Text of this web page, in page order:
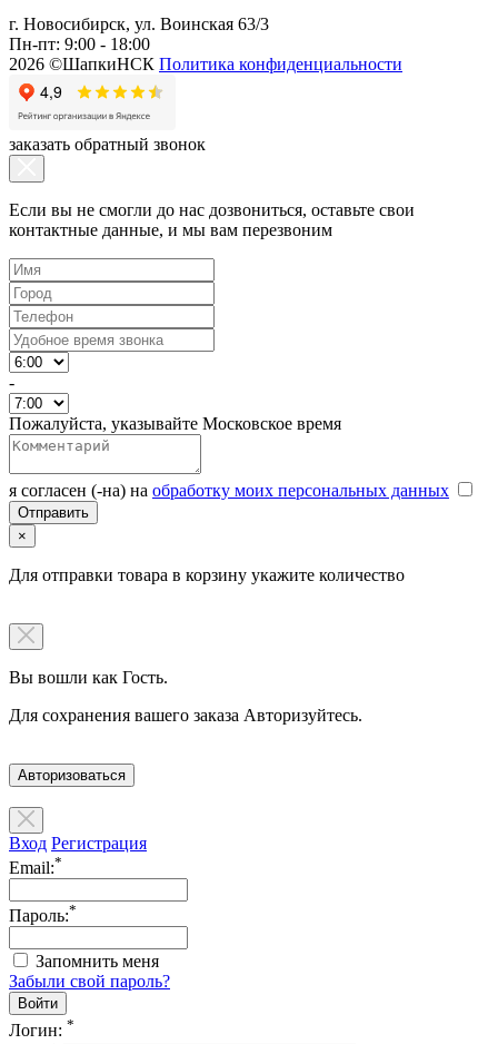
г. Новосибирск, ул. Воинская 63/3
Пн-пт: 9:00 - 18:00
2026 ©ШапкиНСК Политика конфиденциальности
заказать обратный звонок
Если вы не смогли до нас дозвониться, оставьте свои
контактные данные, и мы вам перезвоним
-
Пожалуйста, указывайте Московское время
я согласен (-на) на обработку моих персональных данных
×
Для отправки товара в корзину укажите количество
Вы вошли как Гость.
Для сохранения вашего заказа Авторизуйтесь.
Авторизоваться
Вход Регистрация
Email:*
Пароль:*
Запомнить меня
Забыли свой пароль?
Логин: *